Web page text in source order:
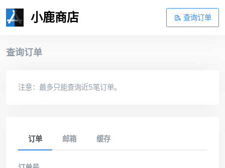
小鹿商店 查询订单
查询订单
注意：最多只能查询近5笔订单。
订单 邮箱 缓存